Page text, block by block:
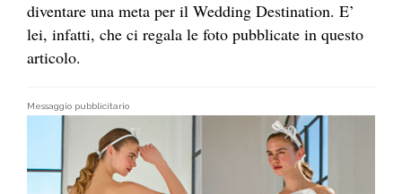
diventare una meta per il Wedding Destination. E’
lei, infatti, che ci regala le foto pubblicate in questo
articolo.
Messaggio pubblicitario